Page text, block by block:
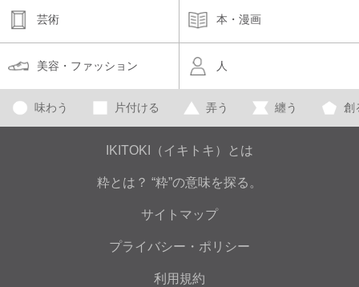
芸術 本・漫画
美容・ファッション 人
味わう 片付ける 弄う 纏う 創
IKITOKI（イキトキ）とは
粋とは？ “粋”の意味を探る。
サイトマップ
プライバシー・ポリシー
利用規約